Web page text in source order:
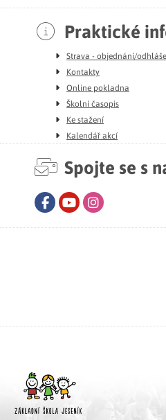
Praktické
Strava - objednání/
Kontakty
Online pokladna
Školní časopis
Ke stažení
Kalendář akcí
Spojte se s
FacebookYoutube